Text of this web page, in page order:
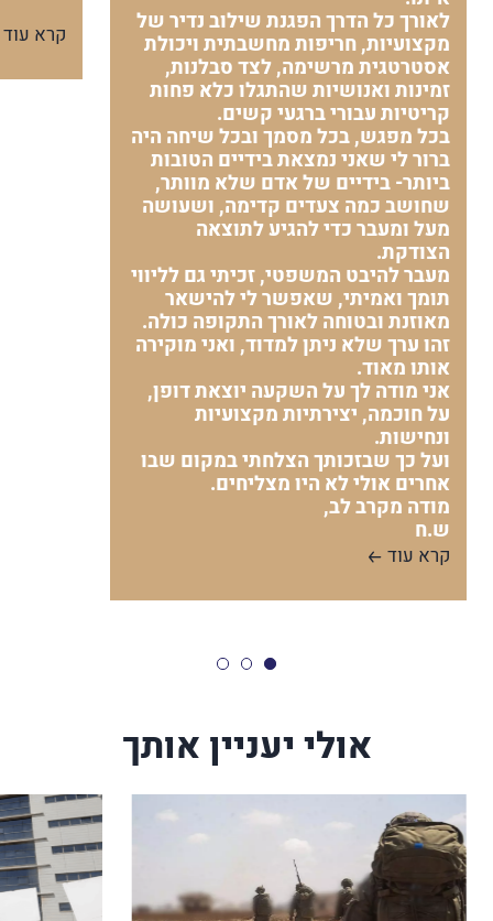
לאורך כל הדרך הפגנת שילוב נדיר של
מקצועיות, חריפות מחשבתית ויכולת
אסטרטגית מרשימה, לצד סבלנות,
זמינות ואנושיות שהתגלו כלא פחות
קריטיות עבורי ברגעי קשים.
בכל מפגש, בכל מסמך ובכל שיחה היה
ברור לי שאני נמצאת בידיים הטובות
ביותר- בידיים של אדם שלא מוותר,
שחושב כמה צעדים קדימה, ושעושה
מעל ומעבר כדי להגיע לתוצאה
הצודקת.
מעבר להיבט המשפטי, זכיתי גם לליווי
תומך ואמיתי, שאפשר לי להישאר
מאוזנת ובטוחה לאורך התקופה כולה.
זהו ערך שלא ניתן למדוד, ואני מוקירה
אותו מאוד.
אני מודה לך על השקעה יוצאת דופן,
על חוכמה, יצירתיות מקצועיות
ונחישות.
ועל כך שבזכותך הצלחתי במקום שבו
אחרים אולי לא היו מצליחים.
מודה מקרב לב,
ש.ח
קרא עוד
קרא עוד
אולי יעניין אותך